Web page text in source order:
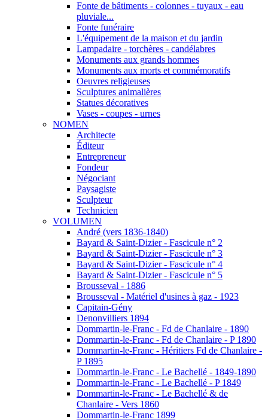
Fonte de bâtiments - colonnes - tuyaux - eau
pluviale...
Fonte funéraire
L'équipement de la maison et du jardin
Lampadaire - torchères - candélabres
Monuments aux grands hommes
Monuments aux morts et commémoratifs
Oeuvres religieuses
Sculptures animalières
Statues décoratives
Vases - coupes - urnes
NOMEN
Architecte
Éditeur
Entrepreneur
Fondeur
Négociant
Paysagiste
Sculpteur
Technicien
VOLUMEN
André (vers 1836-1840)
Bayard & Saint-Dizier - Fascicule n° 2
Bayard & Saint-Dizier - Fascicule n° 3
Bayard & Saint-Dizier - Fascicule n° 4
Bayard & Saint-Dizier - Fascicule n° 5
Brousseval - 1886
Brousseval - Matériel d'usines à gaz - 1923
Capitain-Gény
Denonvilliers 1894
Dommartin-le-Franc - Fd de Chanlaire - 1890
Dommartin-le-Franc - Fd de Chanlaire - P 1890
Dommartin-le-Franc - Héritiers Fd de Chanlaire -
P 1895
Dommartin-le-Franc - Le Bachellé - 1849-1890
Dommartin-le-Franc - Le Bachellé - P 1849
Dommartin-le-Franc - Le Bachellé & de
Chanlaire - Vers 1860
Dommartin-le-Franc 1899